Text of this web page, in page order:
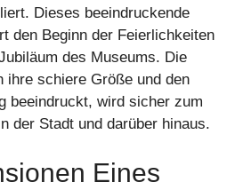
Dieses beeindruckende
den Beginn der Feierlichkeiten
des Museums. Die
ihre schiere Größe und den
beeindruckt, wird sicher zum
der Stadt und darüber hinaus.
Eines